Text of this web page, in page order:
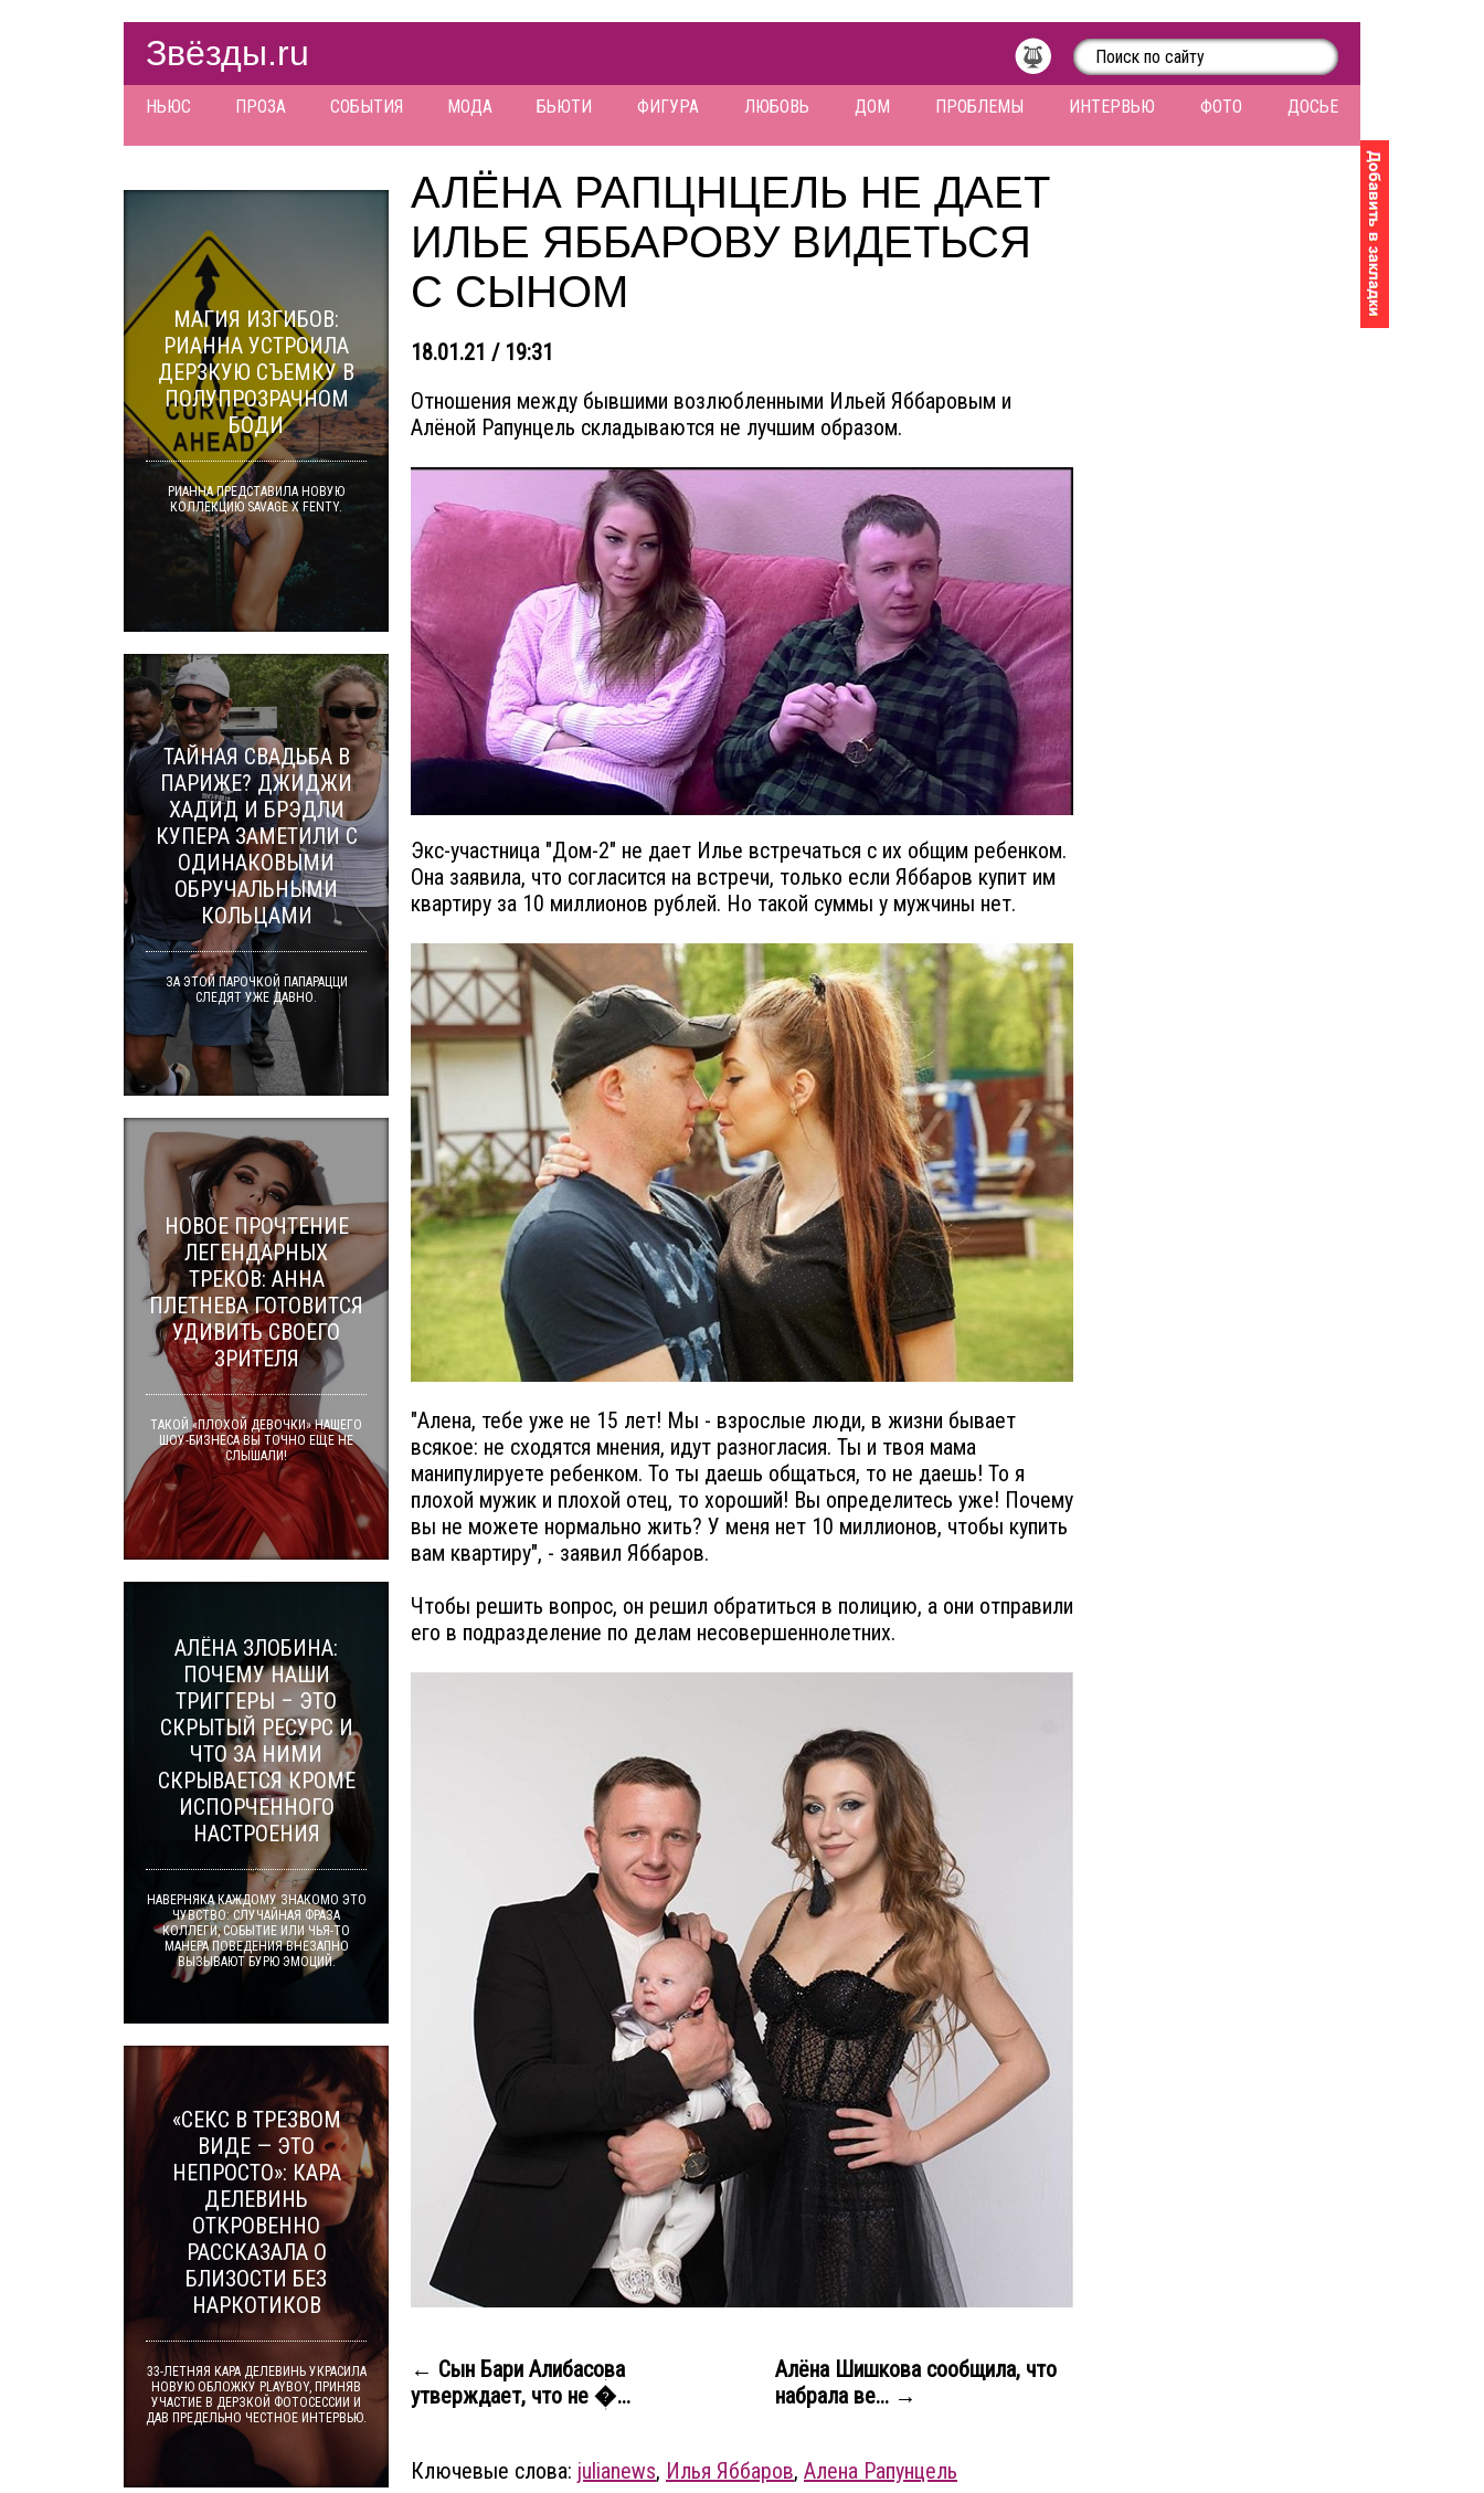
Звёзды.ru
НЬЮС ПРОЗА СОБЫТИЯ МОДА БЬЮТИ ФИГУРА ЛЮБОВЬ ДОМ ПРОБЛЕМЫ ИНТЕРВЬЮ ФОТО ДОСЬЕ
АЛЁНА РАПЦНЦЕЛЬ НЕ ДАЕТ
ИЛЬЕ ЯББАРОВУ ВИДЕТЬСЯ
С СЫНОМ
18.01.21 / 19:31
Отношения между бывшими возлюбленными Ильей Яббаровым и
Алёной Рапунцель складываются не лучшим образом.
Экс-участница "Дом-2" не дает Илье встречаться с их общим ребенком.
Она заявила, что согласится на встречи, только если Яббаров купит им
квартиру за 10 миллионов рублей. Но такой суммы у мужчины нет.
"Алена, тебе уже не 15 лет! Мы - взрослые люди, в жизни бывает
всякое: не сходятся мнения, идут разногласия. Ты и твоя мама
манипулируете ребенком. То ты даешь общаться, то не даешь! То я
плохой мужик и плохой отец, то хороший! Вы определитесь уже! Почему
вы не можете нормально жить? У меня нет 10 миллионов, чтобы купить
вам квартиру", - заявил Яббаров.
Чтобы решить вопрос, он решил обратиться в полицию, а они отправили
его в подразделение по делам несовершеннолетних.
← Сын Бари Алибасова
утверждает, что не �...
Алёна Шишкова сообщила, что
набрала ве... →
Ключевые слова: julianews, Илья Яббаров, Алена Рапунцель
МАГИЯ ИЗГИБОВ:
РИАННА УСТРОИЛА
ДЕРЗКУЮ СЪЕМКУ В
ПОЛУПРОЗРАЧНОМ
БОДИ
РИАННА ПРЕДСТАВИЛА НОВУЮ
КОЛЛЕКЦИЮ SAVAGE X FENTY.
ТАЙНАЯ СВАДЬБА В
ПАРИЖЕ? ДЖИДЖИ
ХАДИД И БРЭДЛИ
КУПЕРА ЗАМЕТИЛИ С
ОДИНАКОВЫМИ
ОБРУЧАЛЬНЫМИ
КОЛЬЦАМИ
ЗА ЭТОЙ ПАРОЧКОЙ ПАПАРАЦЦИ
СЛЕДЯТ УЖЕ ДАВНО.
НОВОЕ ПРОЧТЕНИЕ
ЛЕГЕНДАРНЫХ
ТРЕКОВ: АННА
ПЛЕТНЕВА ГОТОВИТСЯ
УДИВИТЬ СВОЕГО
ЗРИТЕЛЯ
ТАКОЙ «ПЛОХОЙ ДЕВОЧКИ» НАШЕГО
ШОУ-БИЗНЕСА ВЫ ТОЧНО ЕЩЕ НЕ
СЛЫШАЛИ!
АЛЁНА ЗЛОБИНА:
ПОЧЕМУ НАШИ
ТРИГГЕРЫ – ЭТО
СКРЫТЫЙ РЕСУРС И
ЧТО ЗА НИМИ
СКРЫВАЕТСЯ КРОМЕ
ИСПОРЧЕННОГО
НАСТРОЕНИЯ
НАВЕРНЯКА КАЖДОМУ ЗНАКОМО ЭТО
ЧУВСТВО: СЛУЧАЙНАЯ ФРАЗА
КОЛЛЕГИ, СОБЫТИЕ ИЛИ ЧЬЯ-ТО
МАНЕРА ПОВЕДЕНИЯ ВНЕЗАПНО
ВЫЗЫВАЮТ БУРЮ ЭМОЦИЙ.
«СЕКС В ТРЕЗВОМ
ВИДЕ — ЭТО
НЕПРОСТО»: КАРА
ДЕЛЕВИНЬ
ОТКРОВЕННО
РАССКАЗАЛА О
БЛИЗОСТИ БЕЗ
НАРКОТИКОВ
33-ЛЕТНЯЯ КАРА ДЕЛЕВИНЬ УКРАСИЛА
НОВУЮ ОБЛОЖКУ PLAYBOY, ПРИНЯВ
УЧАСТИЕ В ДЕРЗКОЙ ФОТОСЕССИИ И
ДАВ ПРЕДЕЛЬНО ЧЕСТНОЕ ИНТЕРВЬЮ.